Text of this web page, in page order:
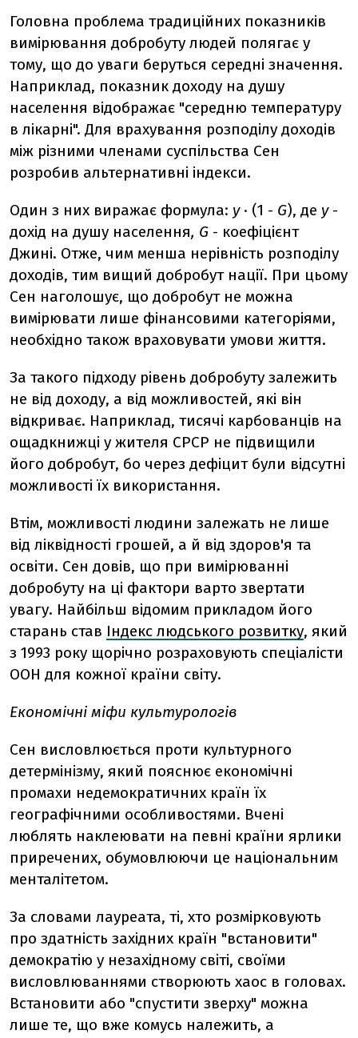
Головна проблема традиційних показників
вимірювання добробуту людей полягає у
тому, що до уваги беруться середні значення.
Наприклад, показник доходу на душу
населення відображає "середню температуру
в лікарні". Для врахування розподілу доходів
між різними членами суспільства Сен
розробив альтернативні індекси.
Один з них виражає формула: y· (1 - G), де y-
дохід на душу населення, G - коефіцієнт
Джині. Отже, чим менша нерівність розподілу
доходів, тим вищий добробут нації. При цьому
Сен наголошує, що добробут не можна
вимірювати лише фінансовими категоріями,
необхідно також враховувати умови життя.
За такого підходу рівень добробуту залежить
не від доходу, а від можливостей, які він
відкриває. Наприклад, тисячі карбованців на
ощадкнижці у жителя СРСР не підвищили
його добробут, бо через дефіцит були відсутні
можливості їх використання.
Втім, можливості людини залежать не лише
від ліквідності грошей, а й від здоров'я та
освіти. Сен довів, що при вимірюванні
добробуту на ці фактори варто звертати
увагу. Найбільш відомим прикладом його
старань став Індекс людського розвитку, який
з 1993 року щорічно розраховують спеціалісти
ООН для кожної країни світу.
Економічні міфи культурологів
Сен висловлюється проти культурного
детермінізму, який пояснює економічні
промахи недемократичних країн їх
географічними особливостями. Вчені
люблять наклеювати на певні країни ярлики
приречених, обумовлюючи це національним
менталітетом.
За словами лауреата, ті, хто розмірковують
про здатність західних країн "встановити"
демократію у незахідному світі, своїми
висловлюваннями створюють хаос в головах.
Встановити або "спустити зверху" можна
лише те, що вже комусь належить, а